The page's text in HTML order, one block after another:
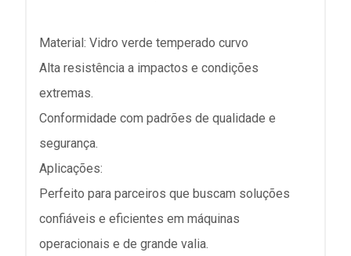
Material: Vidro verde temperado curvo
Alta resistência a impactos e condições
extremas.
Conformidade com padrões de qualidade e
segurança.
Aplicações:
Perfeito para parceiros que buscam soluções
confiáveis e eficientes em máquinas
operacionais e de grande valia.